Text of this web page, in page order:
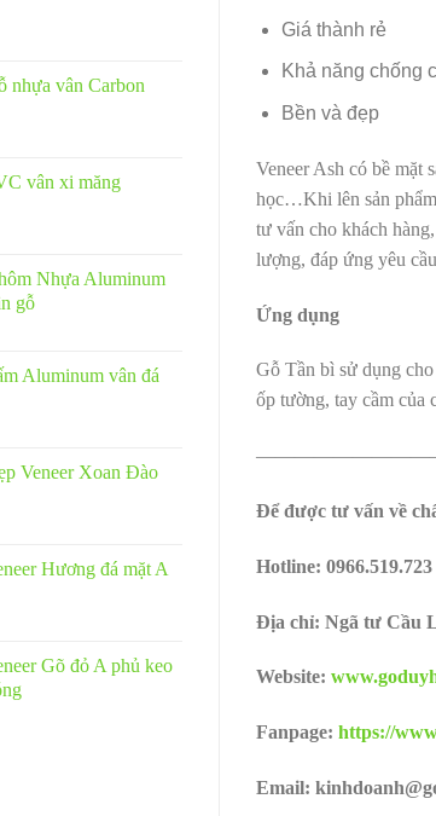
nhựa vân Carbon
vân xi măng
Nhựa Aluminum
gỗ
Aluminum vân đá
Veneer Xoan Đào
Hương đá mặt A
Gõ đỏ A phủ keo
Giá thành rẻ
Khả năng chống
Bền và đẹp
Veneer Ash có bề mặt
học…Khi lên sản
tư vấn cho khách
lượng, đáp ứng yêu
Ứng dụng
Gỗ Tần bì sử dụng
ốp tường, tay cầm của
Để được tư vấn về
Hotline: 0966.519.723
Địa chỉ: Ngã tư Cầu
Website:
Fanpage: https://
Email: